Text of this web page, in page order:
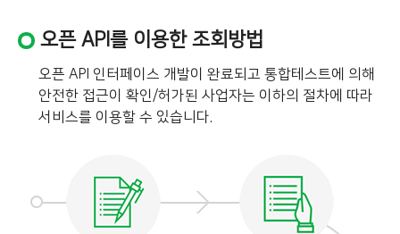
오픈 API를 이용한 조회방법
오픈 API 인터페이스 개발이 완료되고 통합테스트에 의해
안전한 접근이 확인/허가된 사업자는 이하의 절차에 따라
서비스를 이용할 수 있습니다.